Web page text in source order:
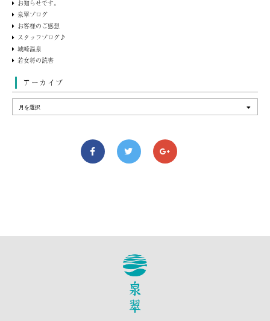
お知らせです。
泉翠ブログ
お客様のご感想
スタッフブログ♪
城崎温泉
若女将の読書
アーカイブ